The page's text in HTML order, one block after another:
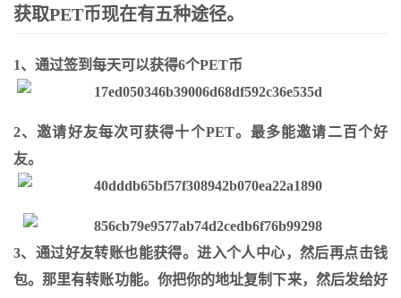
获取PET币现在有五种途径。
1、通过签到每天可以获得6个PET币
2、邀请好友每次可获得十个PET。最多能邀请二百个好
友。
3、通过好友转账也能获得。进入个人中心，然后再点击钱
包。那里有转账功能。你把你的地址复制下来，然后发给好